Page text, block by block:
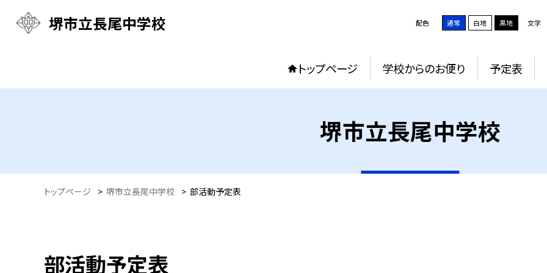
堺市立長尾中学校 配色 通常 白地 黒地 文字
トップページ 学校からのお便り 予定表
堺市立長尾中学校
トップページ > 堺市立長尾中学校 > 部活動予定表
部活動予定表